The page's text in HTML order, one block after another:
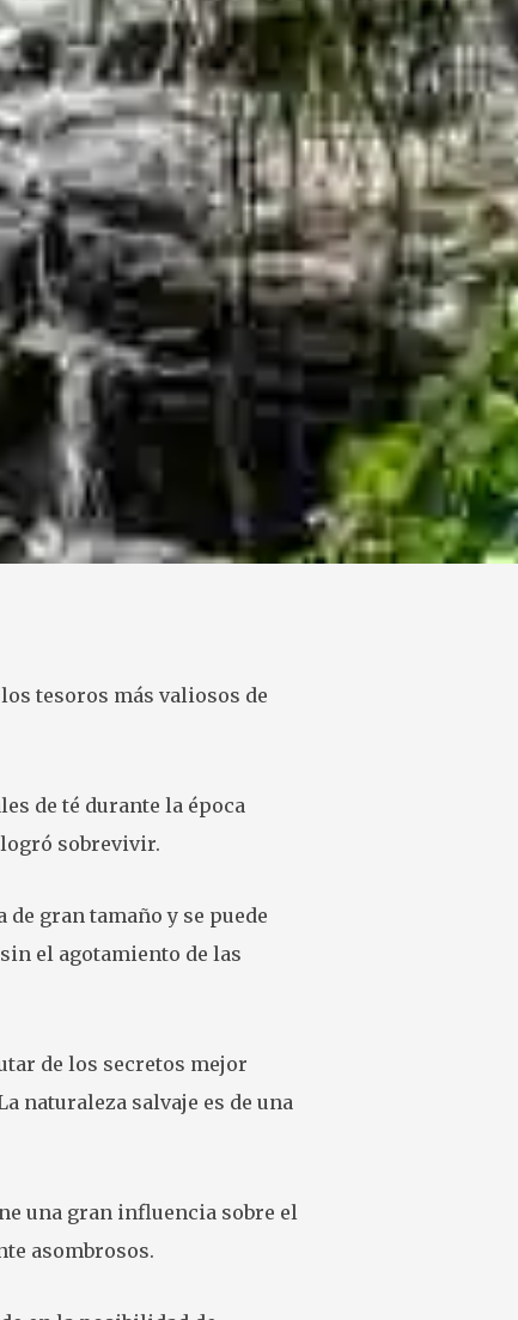
tesoros más valiosos de
de té durante la época
sobrevivir.
de gran tamaño y se puede
el agotamiento de las
de los secretos mejor
naturaleza salvaje es de una
una gran influencia sobre el
asombrosos.